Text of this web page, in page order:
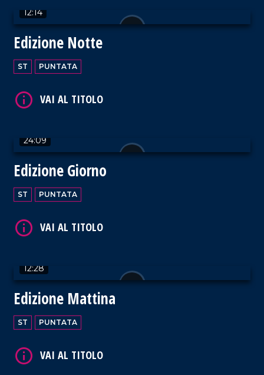
12:14
Edizione Notte
ST PUNTATA
24:09
Edizione Giorno
ST PUNTATA
12:28
Edizione Mattina
ST PUNTATA